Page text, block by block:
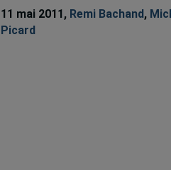
11 mai 2011, Remi Bachand,
Picard